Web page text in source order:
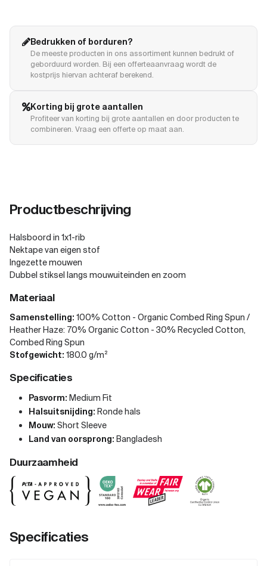
Bedrukken of borduren?
De meeste producten in ons assortiment kunnen bedrukt of
geborduurd worden. Bij een offerteaanvraag wordt de
kostprijs hiervan achteraf berekend.
Korting bij grote aantallen
Profiteer van korting bij grote aantallen en door producten te
combineren. Vraag een offerte op maat aan.
Productbeschrijving
Halsboord in 1x1-rib
Nektape van eigen stof
Ingezette mouwen
Dubbel stiksel langs mouwuiteinden en zoom
Materiaal
Samenstelling: 100% Cotton - Organic Combed Ring Spun /
Heather Haze: 70% Organic Cotton - 30% Recycled Cotton,
Combed Ring Spun
Stofgewicht: 180.0 g/m²
Specificaties
Pasvorm: Medium Fit
Halsuitsnijding: Ronde hals
Mouw: Short Sleeve
Land van oorsprong: Bangladesh
Duurzaamheid
Specificaties